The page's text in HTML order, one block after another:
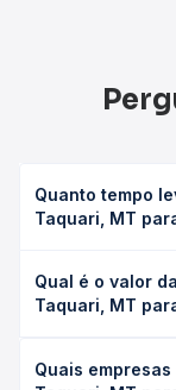
Quanto tempo
Taquari, MT
- TODOS leva
conforme a
duração exata
Qual é o valor
Taquari, MT
Rio Claro, SP -
Quais